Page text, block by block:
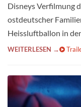
Disneys Verfilmung
ostdeutscher
Heissluftballon in
WEITERLESEN →